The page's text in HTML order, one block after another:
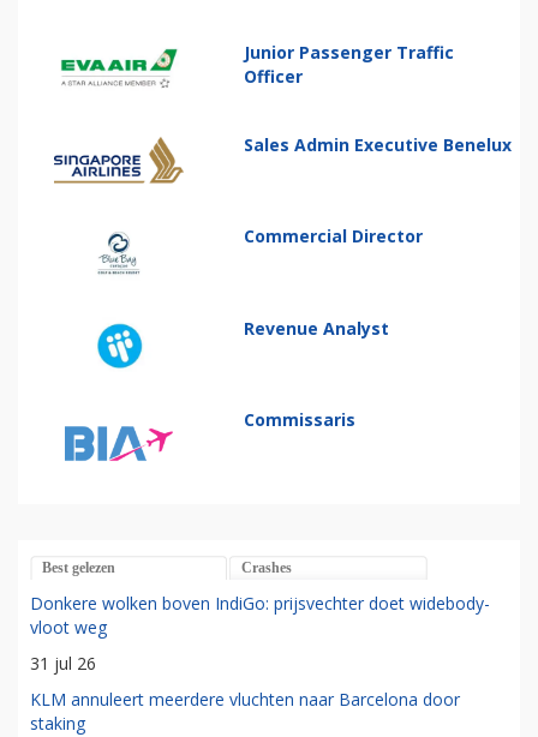
Junior Passenger Traffic
Officer
Sales Admin Executive Benelux
Commercial Director
Revenue Analyst
Commissaris
Best gelezen Crashes
Donkere wolken boven IndiGo: prijsvechter doet widebody-
vloot weg
31 jul 26
KLM annuleert meerdere vluchten naar Barcelona door
staking